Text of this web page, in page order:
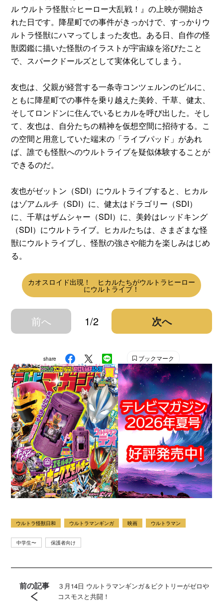
ル ウルトラ怪獣☆ヒーロー大乱戦！』の上映が開始さ
れた日です。降星町での事件がきっかけで、すっかりウ
ルトラ怪獣にハマってしまった友也。ある日、自作の怪
獣図鑑に描いた怪獣のイラストが宇宙線を浴びたこと
で、スパークドールズとして実体化してしまう。
友也は、父親が経営する一条寺コンツェルンのビルに、
ともに降星町での事件を乗り越えた美鈴、千草、健太、
そしてロンドンに住んでいるヒカルを呼び出した。そし
て、友也は、自分たちの精神を仮想空間に招待する。こ
の空間と用意していた端末の「ライブパッド」があれ
ば、誰でも怪獣へのウルトライブを疑似体験することが
できるのだ。
友也がゼットン（SDI）にウルトライブすると、ヒカル
はゾアムルチ（SDI）に、健太はドラゴリー（SDI）
に、千草はザムシャー（SDI）に、美鈴はレッドキング
（SDI）にウルトライブ。ヒカルたちは、さまざまな怪
獣にウルトライブし、怪獣の強さや能力を楽しみはじめ
る。
カオスロイド出現！ ヒカルたちがウルトラヒーロー
にウルトライブ！
前へ 1/2 次へ
share ブックマーク
ウルトラ怪獣日和 ウルトラマンギンガ 映画 ウルトラマン
中学生〜 保護者向け
前の記事
３月14日 ウルトラマンギンガ＆ビクトリーがゼロや
コスモスと共闘！